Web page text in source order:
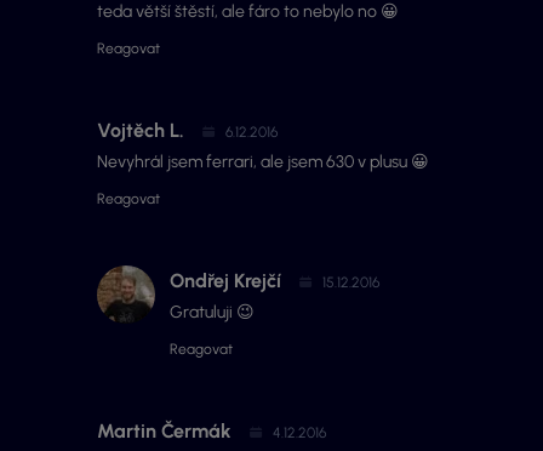
teda větší štěstí, ale fáro to nebylo no 😀
Reagovat
Vojtěch L. 6.12.2016
Nevyhrál jsem ferrari, ale jsem 630 v plusu 😀
Reagovat
Ondřej Krejčí 15.12.2016
Gratuluji 😉
Reagovat
Martin Čermák 4.12.2016